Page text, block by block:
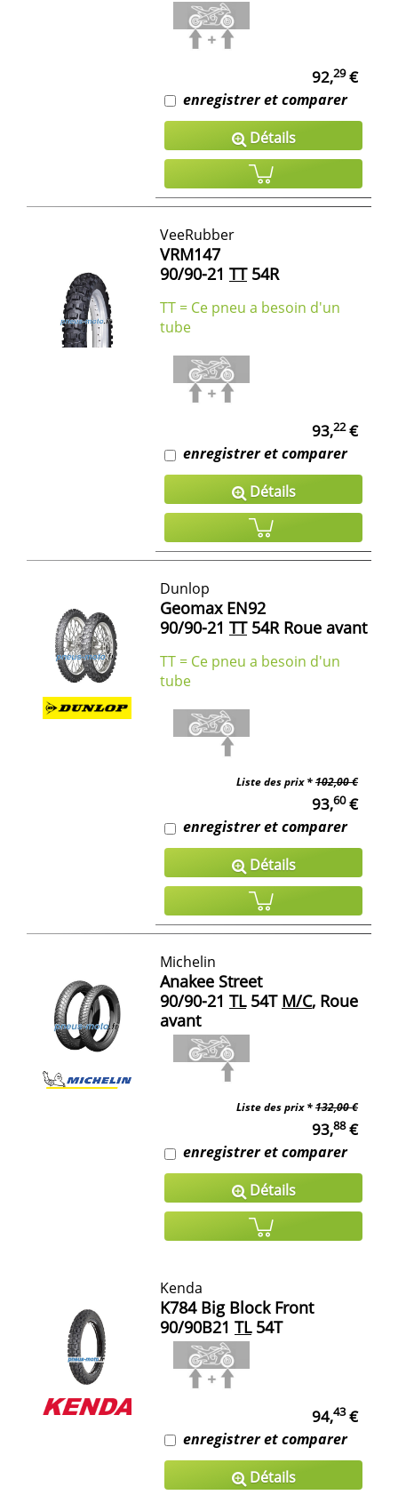
92,29€
enregistrer et comparer
Détails
VeeRubber
VRM147
90/90-21 TT54R
TT = Ce pneu a besoin d'un
tube
93,22€
enregistrer et comparer
Détails
Dunlop
Geomax EN92
90/90-21 TT54R Roue avant
TT = Ce pneu a besoin d'un
tube
Liste des prix *102,00 €
93,60€
enregistrer et comparer
Détails
Michelin
Anakee Street
90/90-21 TL54T M/C, Roue
avant
Liste des prix *132,00 €
93,88€
enregistrer et comparer
Détails
Kenda
K784 Big Block Front
90/90B21 TL54T
94,43€
enregistrer et comparer
Détails